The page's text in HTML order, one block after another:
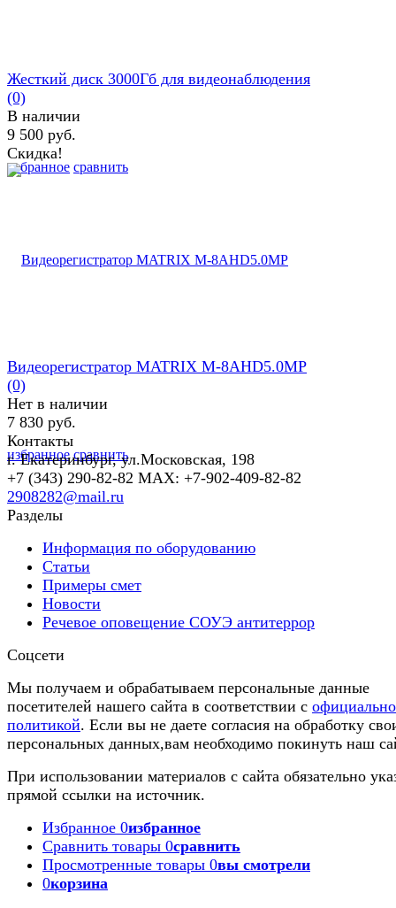
избранное сравнить
Жесткий диск 3000Гб для видеонаблюдения
(0)
В наличии
9 500 руб.
Скидка!
избранное сравнить
Видеорегистратор MATRIX M-8AHD5.0MP
(0)
Нет в наличии
7 830 руб.
Контакты
г. Екатеринбург, ул.Московская, 198
+7 (343) 290-82-82 MAX: +7-902-409-82-82
2908282@mail.ru
Разделы
Информация по оборудованию
Статьи
Примеры смет
Новости
Речевое оповещение СОУЭ антитеррор
Соцсети
Мы получаем и обрабатываем персональные данные
посетителей нашего сайта в соответствии с
политикой. Если вы не даете согласия на обработку
персональных данных,вам необходимо покинуть наш
При использовании материалов с сайта обязательно
прямой ссылки на источник.
Избранное 0избранное
Сравнить товары 0сравнить
Просмотренные товары 0вы смотрели
0корзина